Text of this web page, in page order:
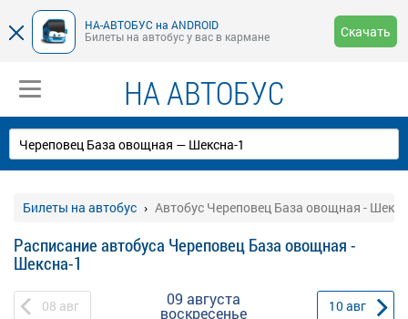
НА-АВТОБУС на ANDROID
Билеты на автобус у вас в кармане
Скачать
НА АВТОБУС
Билеты на автобус Автобус Череповец База овощная -
Расписание автобуса Череповец База овощная -
Шексна-1
08 авг 09 августа
воскресенье 10авг